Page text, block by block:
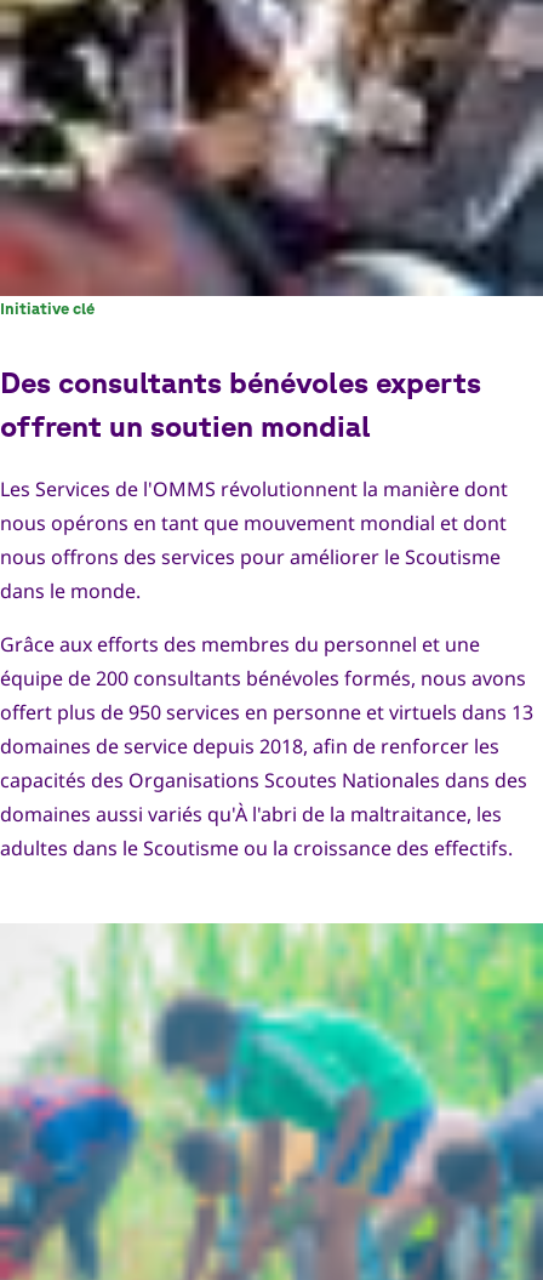
Initiative clé
Des consultants bénévoles experts
offrent un soutien mondial
Les Services de l'OMMS révolutionnent la manière dont
nous opérons en tant que mouvement mondial et dont
nous offrons des services pour améliorer le Scoutisme
dans le monde.
Grâce aux efforts des membres du personnel et une
équipe de 200 consultants bénévoles formés, nous avons
offert plus de 950 services en personne et virtuels dans 13
domaines de service depuis 2018, afin de renforcer les
capacités des Organisations Scoutes Nationales dans des
domaines aussi variés qu'À l'abri de la maltraitance, les
adultes dans le Scoutisme ou la croissance des effectifs.